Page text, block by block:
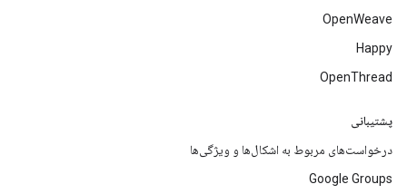
OpenWeave
Happy
OpenThread
پشتیبانی
درخواست‌های مربوط به اشکال‌ها و ویژگی‌ها
Google Groups